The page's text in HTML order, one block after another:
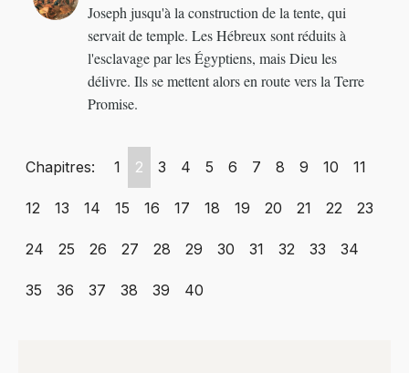
Joseph jusqu'à la construction de la tente, qui
servait de temple. Les Hébreux sont réduits à
l'esclavage par les Égyptiens, mais Dieu les
délivre. Ils se mettent alors en route vers la Terre
Promise.
Chapitres: 1 2 3 4 5 6 7 8 9 10 11
12 13 14 15 16 17 18 19 20 21 22 23
24 25 26 27 28 29 30 31 32 33 34
35 36 37 38 39 40